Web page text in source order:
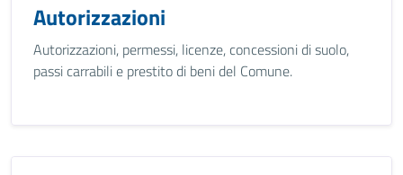
Autorizzazioni
Autorizzazioni, permessi, licenze, concessioni di suolo,
passi carrabili e prestito di beni del Comune.